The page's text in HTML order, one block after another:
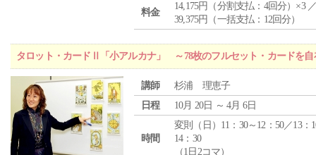
料金
14,175円（分割支払：4回分）×3
39,375円（一括支払：12回分）
タロット・カードⅡ「小アルカナ」 ～78枚のフルセット・カードを自
講師
杉浦 理恵子
日程
10月 20日 ～ 4月 6日
時間
変則（日）11：30～12：50／13：
14：30
（1日2コマ）